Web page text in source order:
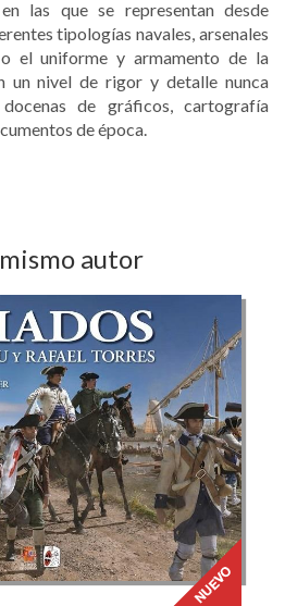
las que se representan desde
tipologías navales, arsenales
el uniforme y armamento de la
un nivel de rigor y detalle nunca
de gráficos, cartografía
de época.
autor